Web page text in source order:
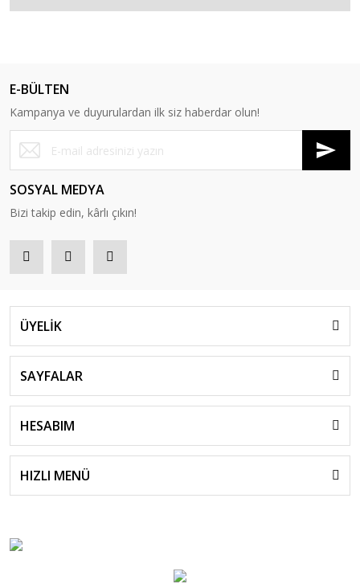
E-BÜLTEN
Kampanya ve duyurulardan ilk siz haberdar olun!
SOSYAL MEDYA
Bizi takip edin, kârlı çıkın!
ÜYELİK
SAYFALAR
HESABIM
HIZLI MENÜ